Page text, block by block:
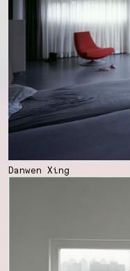
Danwen Xing